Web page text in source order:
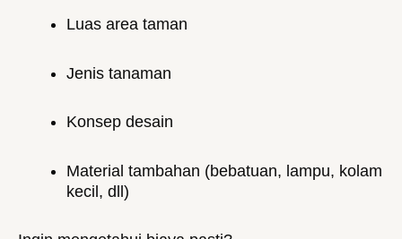
Luas area taman
Jenis tanaman
Konsep desain
Material tambahan (bebatuan, lampu, kolam
kecil, dll)